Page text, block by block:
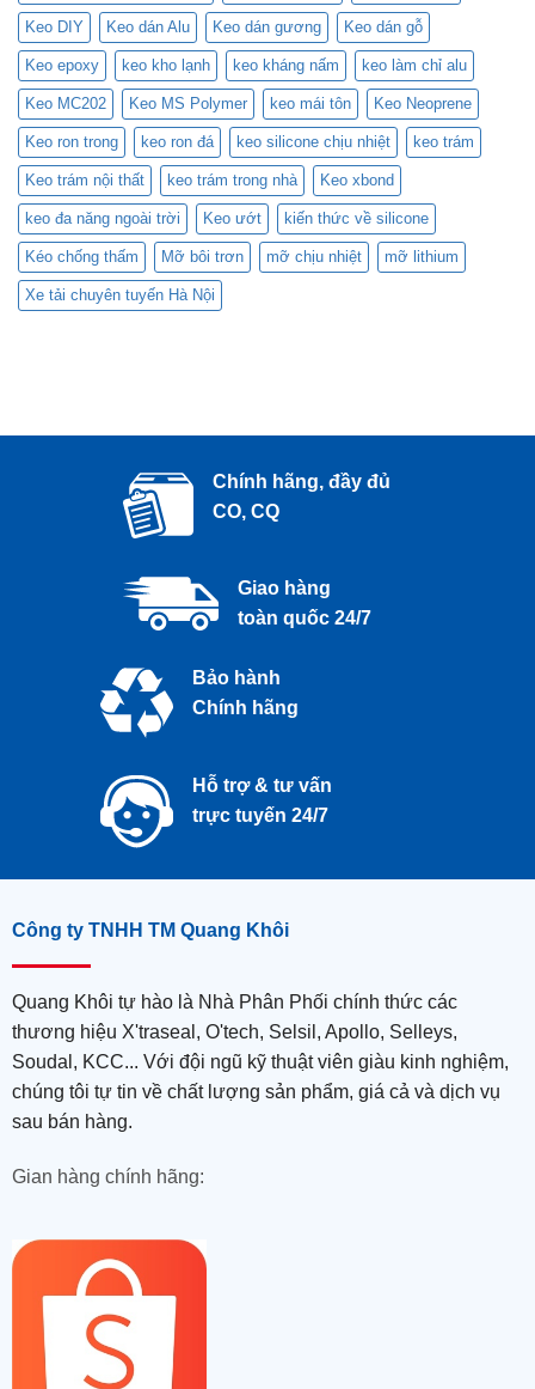
Keo DIY Keo dán Alu Keo dán gương Keo dán gỗ
Keo epoxy keo kho lạnh keo kháng nấm keo làm chỉ alu
Keo MC202 Keo MS Polymer keo mái tôn Keo Neoprene
Keo ron trong keo ron đá keo silicone chịu nhiệt keo trám
Keo trám nội thất keo trám trong nhà Keo xbond
keo đa năng ngoài trời Keo ướt kiến thức về silicone
Kéo chống thấm Mỡ bôi trơn mỡ chịu nhiệt mỡ lithium
Xe tải chuyên tuyến Hà Nội
Chính hãng, đầy đủ
CO, CQ
Giao hàng
toàn quốc 24/7
Bảo hành
Chính hãng
Hỗ trợ & tư vấn
trực tuyến 24/7
Công ty TNHH TM Quang Khôi
Quang Khôi tự hào là Nhà Phân Phối chính thức các
thương hiệu X'traseal, O'tech, Selsil, Apollo, Selleys,
Soudal, KCC... Với đội ngũ kỹ thuật viên giàu kinh nghiệm,
chúng tôi tự tin về chất lượng sản phẩm, giá cả và dịch vụ
sau bán hàng.
Gian hàng chính hãng: